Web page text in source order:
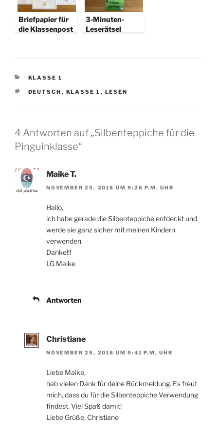
Briefpapier für
die Klassenpost
3-Minuten-
Leserätsel
KATEGORIEN
KLASSE 1
SCHLAGWÖRTER
DEUTSCH , KLASSE 1 , LESEN
4 Antworten auf „Silbenteppiche für die
Pinguinklasse“
Maike T.
NOVEMBER 25, 2018 UM 9:26 P.M. UHR
Hallo,
ich habe gerade die Silbenteppiche entdeckt und
werde sie ganz sicher mit meinen Kindern
verwenden.
Danke!!!
LG Maike
Antworten
Christiane
NOVEMBER 25, 2018 UM 9:41 P.M. UHR
Liebe Maike,
hab vielen Dank für deine Rückmeldung. Es freut
mich, dass du für die Silbenteppiche Verwendung
findest. Viel Spaß damit!
Liebe Grüße, Christiane